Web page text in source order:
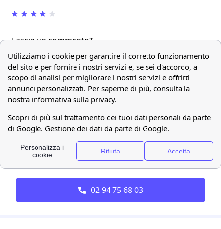
Lascia un commento*
Inviare
En savoir plus sur notre politique de
contrôle, traitement et publication des avis